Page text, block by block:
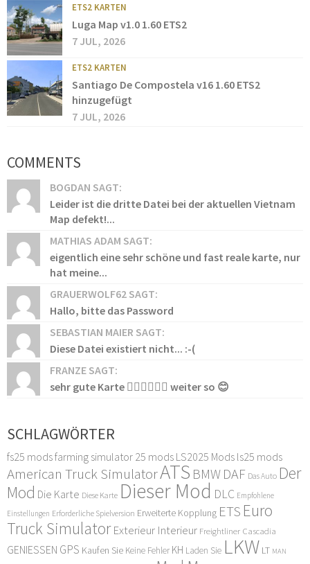
ETS2 KARTEN
Luga Map v1.0 1.60 ETS2
7 JUL, 2026
ETS2 KARTEN
Santiago De Compostela v16 1.60 ETS2
hinzugefügt
7 JUL, 2026
COMMENTS
BOGDAN SAGT:
Leider ist die dritte Datei bei der aktuellen Vietnam
Map defekt!...
MATHIAS ADAM SAGT:
eigentlich eine sehr schöne und fast reale karte, nur
hat meine...
GRAUERWOLF62 SAGT:
Hallo, bitte das Password
SEBASTIAN MAIER SAGT:
Diese Datei existiert nicht... :-(
FRANZE SAGT:
sehr gute Karte 👍🏻👍🏻👍🏻 weiter so 😊
SCHLAGWÖRTER
fs25 modsfarming simulator 25 mods LS2025 Mods ls25 mods
American Truck SimulatorATS BMW DAF Das Auto Der
Mod Die Karte Diese Karte Dieser Mod DLC Empfohlene
Einstellungen Erforderliche Spielversion Erweiterte Kopplung ETS Euro
Truck Simulator Exterieur Interieur Freightliner Cascadia
GENIESSEN GPS Kaufen Sie Keine Fehler KH Laden Sie LKW LT MAN